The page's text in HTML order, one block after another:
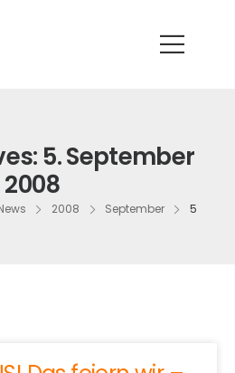
5. September
2008
2008 September 5